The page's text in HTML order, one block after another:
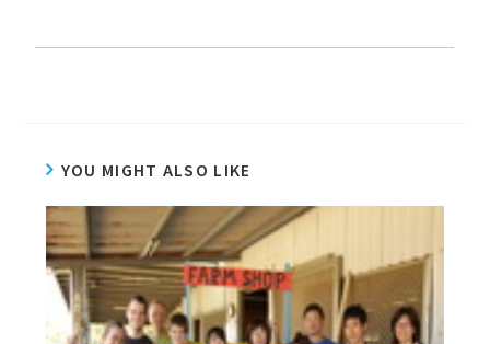
YOU MIGHT ALSO LIKE